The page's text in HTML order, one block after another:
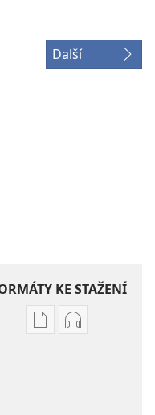
Další
KE STAŽENÍ
FormátyFormáty